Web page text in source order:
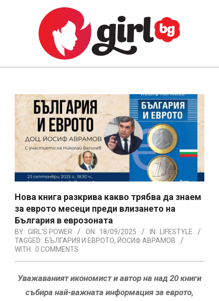
GIRL.BG
Navigation
Menu
Нова книга разкрива какво трябва да знаем
за еврото месеци преди влизането на
България в еврозоната
BY: GIRL'S POWER ON: 18/09/2025 IN: LIFESTYLE
TAGGED: БЪЛГАРИЯ И ЕВРОТО, ЙОСИФ АВРАМОВ
WITH: 0 COMMENTS
Уважаваният икономист и автор на над 20 книги
събира най-важната информация за еврото,